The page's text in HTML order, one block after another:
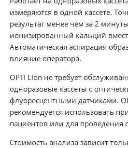
измеряются в одной кассете.
результат менее чем за 2
ионизированный кальций
Автоматическая аспирация
влияние оператора.
OPTI Lion не требует
одноразовые кассеты с
флуоресцентными датчиками.
рекомендуется использовать
пациентов или для проведения
Стоимость анализа зависит